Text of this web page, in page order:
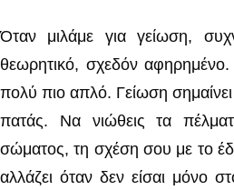
Όταν μιλάμε για γείωση,
θεωρητικό, σχεδόν
πολύ πιο απλό. Γείωση
πατάς. Να νιώθεις τα
σώματος, τη σχέση σου με το
αλλάζει όταν δεν είσαι μόνο